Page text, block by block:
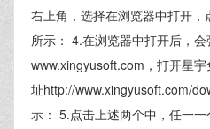
右上角，选择在浏览器中打开
所示： 4.在浏览器中打开后，
www.xingyusoft.com，打开星
址http://www.xingyusoft.com/
示： 5.点击上述两个中，任一